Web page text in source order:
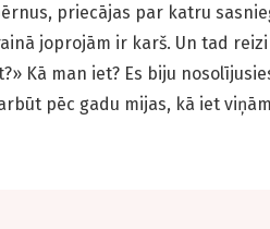
priecājas par katru
joprojām ir karš. Un tad
Kā man iet? Es biju
pēc gadu mijas, kā iet